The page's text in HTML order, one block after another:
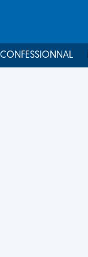
CONFESSIONNAL